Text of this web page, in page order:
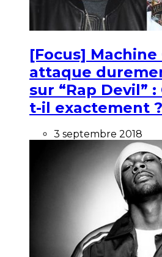
[Focus] Machine
attaque
sur “Rap Devil”
t-il exactement
3 septembre 2018